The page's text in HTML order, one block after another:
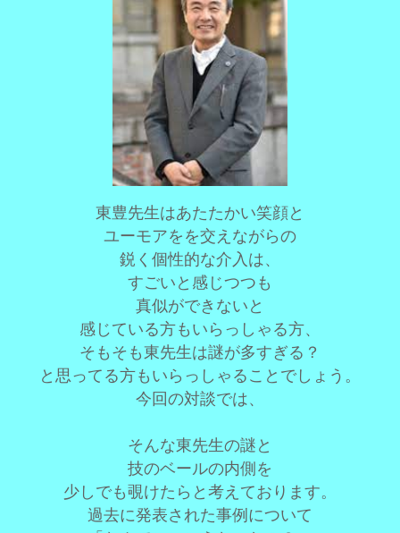
東豊先生はあたたかい笑顔と
ユーモアをを交えながらの
鋭く個性的な介入は、
すごいと感じつつも
真似ができないと
感じている方もいらっしゃる方、
そもそも東先生は謎が多すぎる？
と思ってる方もいらっしゃることでしょう。
今回の対談では、
そんな東先生の謎と
技のベールの内側を
少しでも覗けたらと考えております。
過去に発表された事例について